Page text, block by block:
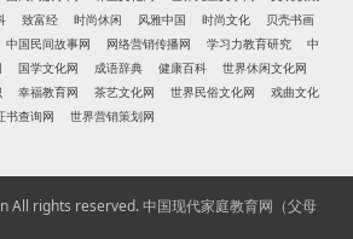
致富经 时尚休闲 风雅中国 时尚文化
贝壳书画
中国民间故事网 网络营销传播网 学习力教育研究
中
国学文化网 成语辞典 健康百科
世界休闲文化网
幸福教育网 茶艺文化网 世界民俗文化网
戏曲文化
书查询网 世界营销策划网
All rights reserved.中国现代家庭教育网（父母